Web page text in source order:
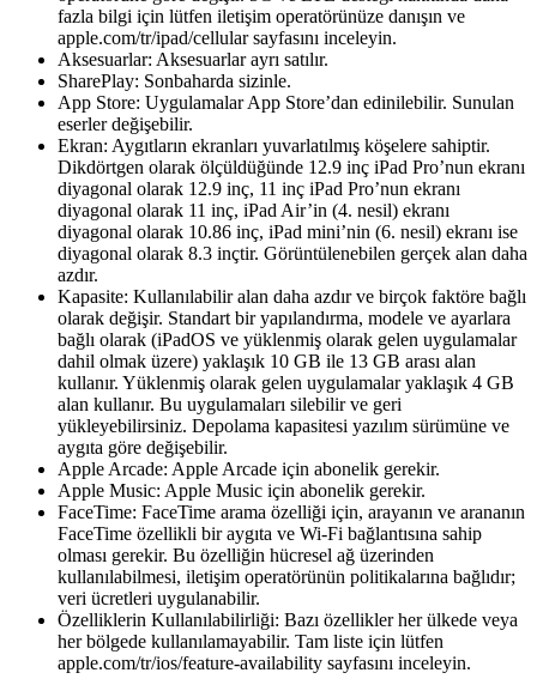
fazla bilgi için lütfen iletişim operatörünüze danışın ve
apple.com/tr/ipad/cellular sayfasını inceleyin.
Aksesuarlar: Aksesuarlar ayrı satılır.
SharePlay: Sonbaharda sizinle.
App Store: Uygulamalar App Store’dan edinilebilir. Sunulan
eserler değişebilir.
Ekran: Aygıtların ekranları yuvarlatılmış köşelere sahiptir.
Dikdörtgen olarak ölçüldüğünde 12.9 inç iPad Pro’nun ekranı
diyagonal olarak 12.9 inç, 11 inç iPad Pro’nun ekranı
diyagonal olarak 11 inç, iPad Air’in (4. nesil) ekranı
diyagonal olarak 10.86 inç, iPad mini’nin (6. nesil) ekranı ise
diyagonal olarak 8.3 inçtir. Görüntülenebilen gerçek alan daha
azdır.
Kapasite: Kullanılabilir alan daha azdır ve birçok faktöre bağlı
olarak değişir. Standart bir yapılandırma, modele ve ayarlara
bağlı olarak (iPadOS ve yüklenmiş olarak gelen uygulamalar
dahil olmak üzere) yaklaşık 10 GB ile 13 GB arası alan
kullanır. Yüklenmiş olarak gelen uygulamalar yaklaşık 4 GB
alan kullanır. Bu uygulamaları silebilir ve geri
yükleyebilirsiniz. Depolama kapasitesi yazılım sürümüne ve
aygıta göre değişebilir.
Apple Arcade: Apple Arcade için abonelik gerekir.
Apple Music: Apple Music için abonelik gerekir.
FaceTime: FaceTime arama özelliği için, arayanın ve arananın
FaceTime özellikli bir aygıta ve Wi-Fi bağlantısına sahip
olması gerekir. Bu özelliğin hücresel ağ üzerinden
kullanılabilmesi, iletişim operatörünün politikalarına bağlıdır;
veri ücretleri uygulanabilir.
Özelliklerin Kullanılabilirliği: Bazı özellikler her ülkede veya
her bölgede kullanılamayabilir. Tam liste için lütfen
apple.com/tr/ios/feature-availability sayfasını inceleyin.